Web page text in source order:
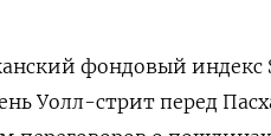
фондовый индекс
Уолл-стрит перед